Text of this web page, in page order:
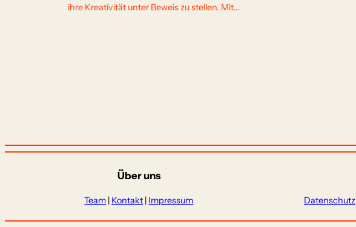
ihre Kreativität unter Beweis zu stellen. Mit…
Über uns
Team | Kontakt | Impressum Datenschutz